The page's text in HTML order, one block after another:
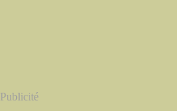
Publicité